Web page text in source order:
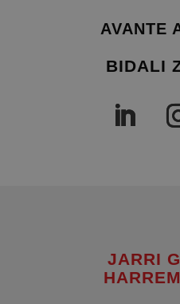
AVANTE
BIDALI
JARRI